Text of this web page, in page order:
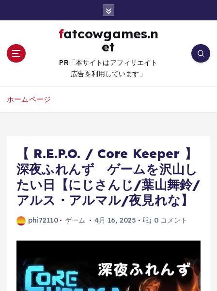
fatcowgames.n
et
PR「本サイトはアフィリエイト
広告を利用しています」
ホームページ
【 R.E.P.O. / Core Keeper 】
深夜ふれんず ゲームを沢山し
たい日【にじさんじ/葉山舞鈴/
アルス・アルマル/夜見れな】
phi72110 ゲーム 4月 16, 2025 0 コメント